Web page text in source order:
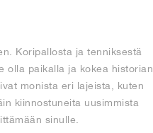
Koripallosta ja tenniksestä
olla paikalla ja kokea historian
monista eri lajeista, kuten
kiinnostuneita uusimmista
sinulle.